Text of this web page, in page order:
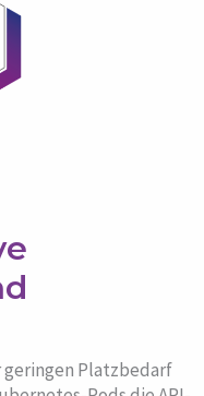
geringen Platzbedarf